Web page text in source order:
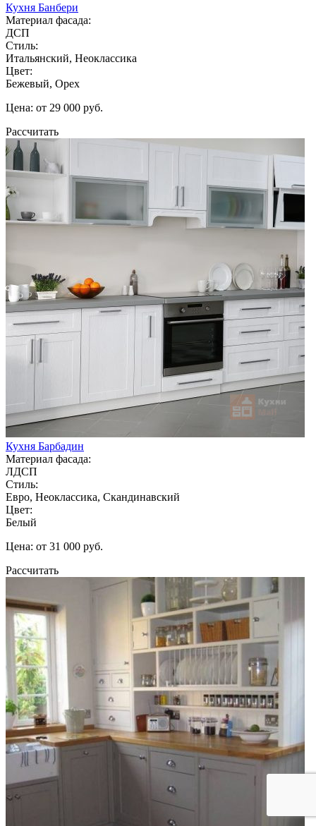
Кухня Банбери
Материал фасада:
ДСП
Стиль:
Итальянский, Неоклассика
Цвет:
Бежевый, Орех
Цена: от 29 000 руб.
Рассчитать
Кухня Барбадин
Материал фасада:
ЛДСП
Стиль:
Евро, Неоклассика, Скандинавский
Цвет:
Белый
Цена: от 31 000 руб.
Рассчитать